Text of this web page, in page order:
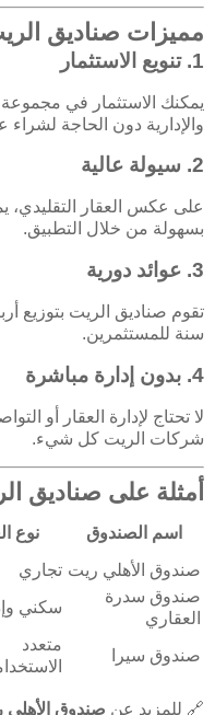
مميزات صناديق
1. تنويع الاستثمار
يمكنك الاستثمار في مجموعة
والإدارية دون الحاجة لشراء
2. سيولة عالية
على عكس العقار
بسهولة من خلال التطبيق.
3. عوائد دورية
تقوم صناديق الريت بتوزيع
سنة للمستثمرين.
4. بدون إدارة مباشرة
لا تحتاج لإدارة العقار أو
شركات الريت كل شيء.
أمثلة على صناديق
اسم الصندوق نوع
صندوق الأهلي ريت تجاري
صندوق سدرة
العقاري
سكني
صندوق سيرا
متعدد
🔗 للمزيد عن صندوق الأهلي